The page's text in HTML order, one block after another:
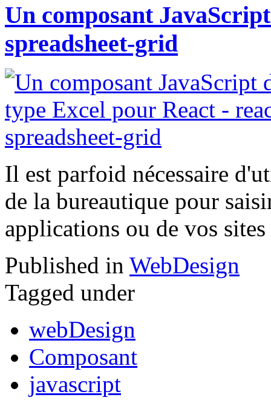
Un composant
spreadsheet-grid
Il est parfoid nécessaire
de la bureautique pour
applications ou de vos
Published in WebDesign
Tagged under
webDesign
Composant
javascript